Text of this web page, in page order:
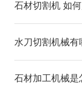
石材切割机 如
水刀切割机械有
石材加工机械是